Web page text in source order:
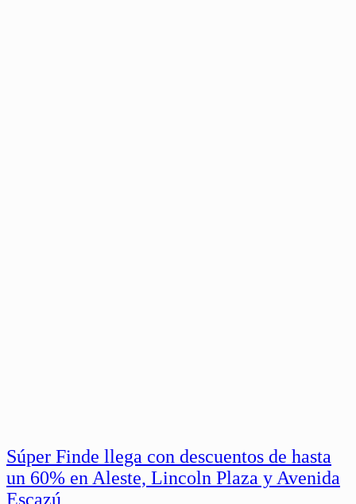
Súper Finde llega con descuentos de hasta
un 60% en Aleste, Lincoln Plaza y Avenida
Escazú